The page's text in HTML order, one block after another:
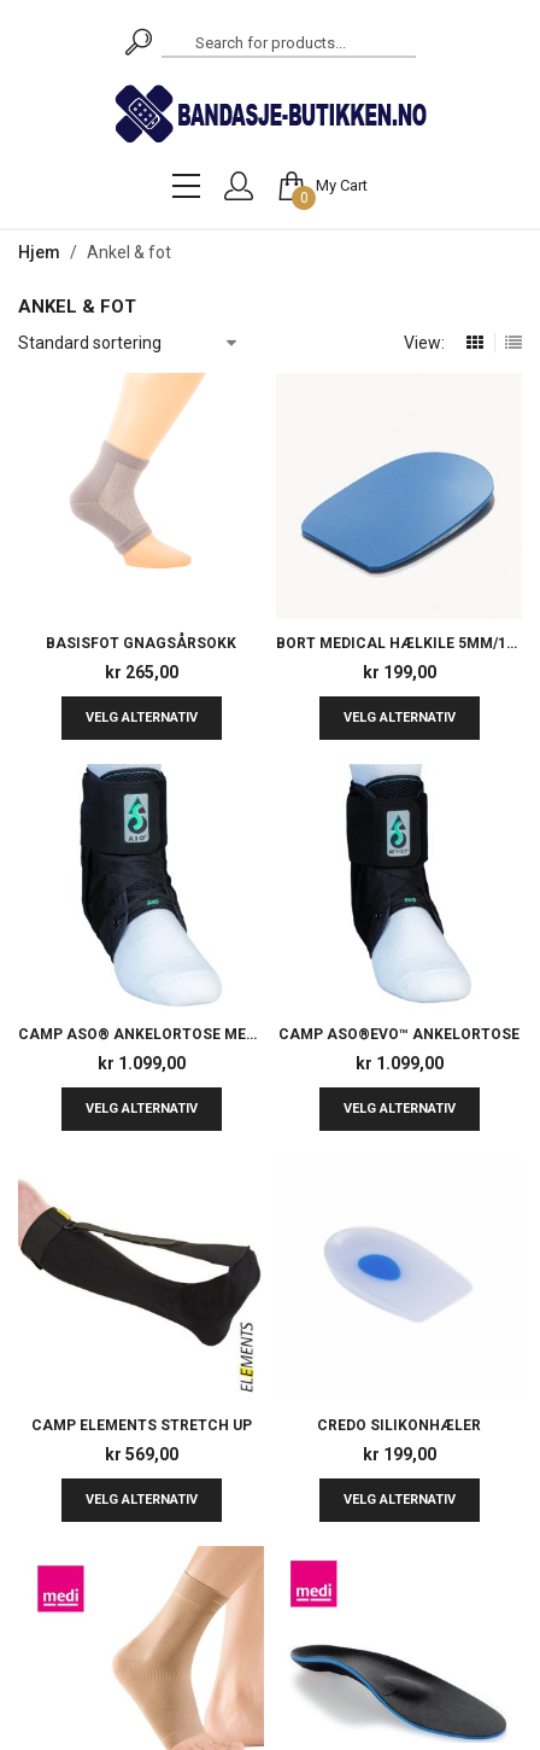
Products
search
0
My Cart
Hjem / Ankel & fot
ANKEL & FOT
View:
BASISFOT GNAGSÅRSOKK
kr 265,00
VELG ALTERNATIV
BORT MEDICAL HÆLKILE 5MM/10MM (1 STK)
kr 199,00
VELG ALTERNATIV
CAMP ASO® ANKELORTOSE MED SKINNER
kr 1.099,00
VELG ALTERNATIV
CAMP ASO®EVO™ ANKELORTOSE
kr 1.099,00
VELG ALTERNATIV
CAMP ELEMENTS STRETCH UP
kr 569,00
VELG ALTERNATIV
CREDO SILIKONHÆLER
kr 199,00
VELG ALTERNATIV